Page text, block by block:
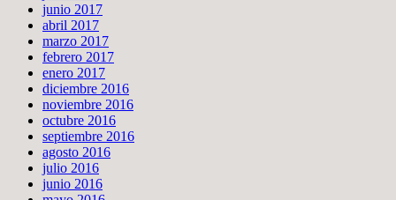
junio 2017
abril 2017
marzo 2017
febrero 2017
enero 2017
diciembre 2016
noviembre 2016
octubre 2016
septiembre 2016
agosto 2016
julio 2016
junio 2016